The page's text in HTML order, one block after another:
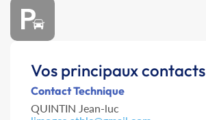
Vos principaux contacts
Contact Technique
QUINTIN Jean-luc